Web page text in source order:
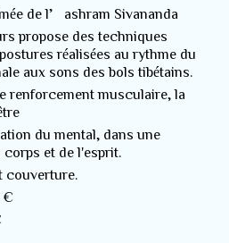
de l’ashram Sivananda
propose des techniques
réalisées au rythme du
aux sons des bols tibétains.
renforcement musculaire, la
du mental, dans une
et de l'esprit.
couverture.
€